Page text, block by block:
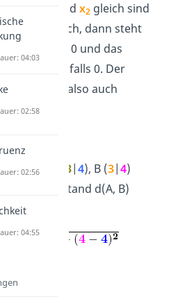
und x2 gleich sind
y1und
auch, dann steht
der Wurzel 0 und das
ist ebenfalls 0. Der
beträgt also auch
0 LE.
3|4), B (3|4)
Abstand d(A, B)
04:03
02:58
02:56
04:55